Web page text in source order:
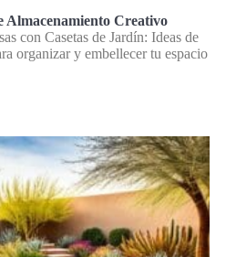
Almacenamiento Creativo
con Casetas de Jardín: Ideas de
organizar y embellecer tu espacio